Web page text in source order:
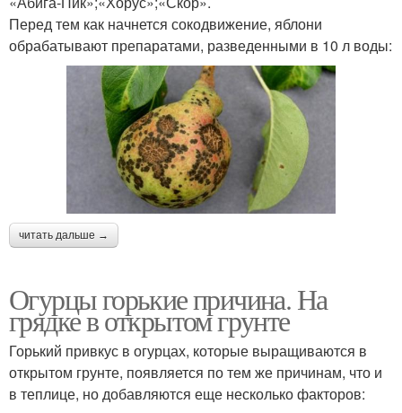
Перед тем как начнется сокодвижение, яблони
обрабатывают препаратами, разведенными в 10 л воды:
читать дальше →
Огурцы горькие причина. На
грядке в открытом грунте
Горький привкус в огурцах, которые выращиваются в
открытом грунте, появляется по тем же причинам, что и
в теплице, но добавляются еще несколько факторов: